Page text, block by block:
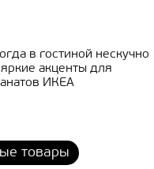
в гостиной нескучно
акценты для
ИКЕА
товары